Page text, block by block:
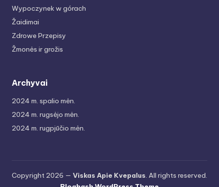
Wypoczynek w górach
Žaidimai
Zdrowe Przepisy
Žmonės ir grožis
Archyvai
2024 m. spalio mėn.
2024 m. rugsėjo mėn.
2024 m. rugpjūčio mėn.
Copyright 2026 — Viskas Apie Kvepalus. All rights reserved.